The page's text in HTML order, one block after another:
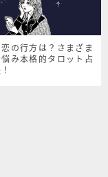
の行方は？さまざま
み本格的タロット占